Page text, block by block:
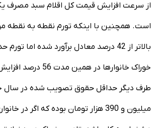
از سرعت افزایش قیمت کل اقلام سبد مصرف یک
است. همچنین با اینکه تورم نقطه به نقطه
بالاتر از 42 درصد معادل برآورد شده اما
خوراک خانوارها در
میلیون و 390 هزار تومان بوده که اگر در